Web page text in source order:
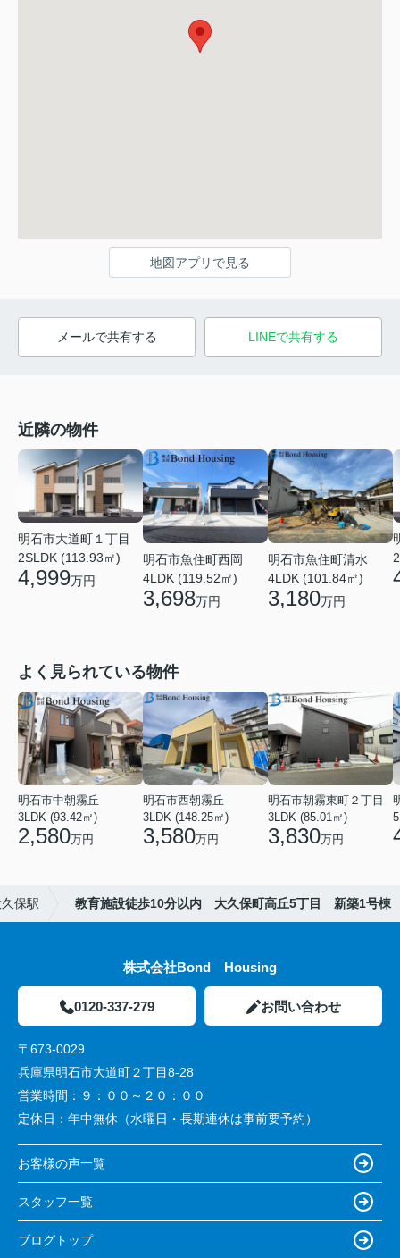
地図アプリで見る
メールで共有する LINEで共有する
近隣の物件
明石市大道町１丁目
2SLDK (113.93㎡)
4,999万円
明石市魚住町西岡
4LDK (119.52㎡)
3,698万円
明石市魚住町清水
4LDK (101.84㎡)
3,180万円
よく見られている物件
明石市中朝霧丘
3LDK (93.42㎡)
2,580万円
明石市西朝霧丘
3LDK (148.25㎡)
3,580万円
明石市朝霧東町２丁目
3LDK (85.01㎡)
3,830万円
保駅 教育施設徒歩10分以内 大久保町高丘5丁目 新築1号棟
株式会社Bond Housing
0120-337-279 お問い合わせ
〒673-0029
兵庫県明石市大道町２丁目8-28
営業時間： ９：００～２０：００
定休日： 年中無休（水曜日・長期連休は事前要予約）
お客様の声一覧
スタッフ一覧
ブログトップ